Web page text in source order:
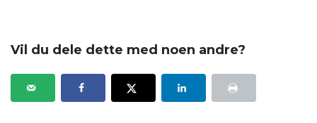
Vil du dele dette med noen andre?